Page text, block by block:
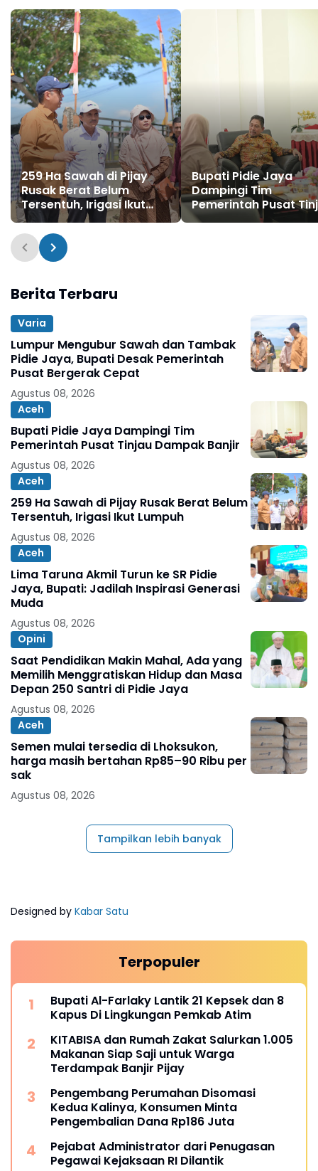
259 Ha Sawah di Pijay
Rusak Berat Belum
Tersentuh, Irigasi Ikut
Lumpuh
Bupati Pidie Jaya
Dampingi Tim
Pemerintah Pusat
Dampak Banjir
Berita Terbaru
Varia
Lumpur Mengubur Sawah dan Tambak
Pidie Jaya, Bupati Desak Pemerintah
Pusat Bergerak Cepat
Agustus 08, 2026
Aceh
Bupati Pidie Jaya Dampingi Tim
Pemerintah Pusat Tinjau Dampak Banjir
Agustus 08, 2026
Aceh
259 Ha Sawah di Pijay Rusak Berat Belum
Tersentuh, Irigasi Ikut Lumpuh
Agustus 08, 2026
Aceh
Lima Taruna Akmil Turun ke SR Pidie
Jaya, Bupati: Jadilah Inspirasi Generasi
Muda
Agustus 08, 2026
Opini
Saat Pendidikan Makin Mahal, Ada yang
Memilih Menggratiskan Hidup dan Masa
Depan 250 Santri di Pidie Jaya
Agustus 08, 2026
Aceh
Semen mulai tersedia di Lhoksukon,
harga masih bertahan Rp85–90 Ribu per
sak
Agustus 08, 2026
Tampilkan lebih banyak
Designed by Kabar Satu
Terpopuler
Bupati Al-Farlaky Lantik 21 Kepsek dan 8
Kapus Di Lingkungan Pemkab Atim
KITABISA dan Rumah Zakat Salurkan 1.005
Makanan Siap Saji untuk Warga
Terdampak Banjir Pijay
Pengembang Perumahan Disomasi
Kedua Kalinya, Konsumen Minta
Pengembalian Dana Rp186 Juta
Pejabat Administrator dari Penugasan
Pegawai Kejaksaan RI Dilantik